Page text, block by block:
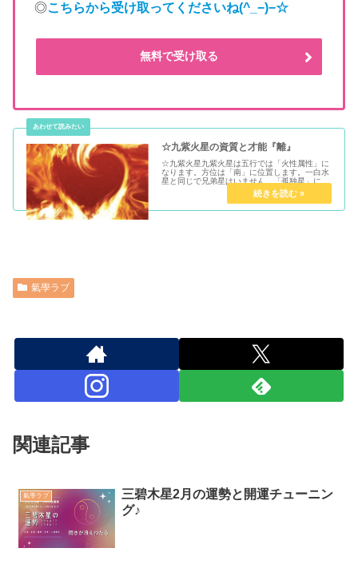
◎こちらから受け取ってくださいね(^_−)−☆
無料で受け取る
☆九紫火星の資質と才能『離』
☆九紫火星九紫火星は五行では「火性属性」に
なります。方位は「南」に位置します。一白水
星と同じで兄弟星はいません。「孤独星」にな
ります。火・夏・中年女性・太陽・派手・華や
か芸能人・ファッション・華やか・喜怒哀楽知
氣學ラブ
関連記事
氣學ラブ
三碧木星2月の運勢と開運チューニン
グ♪